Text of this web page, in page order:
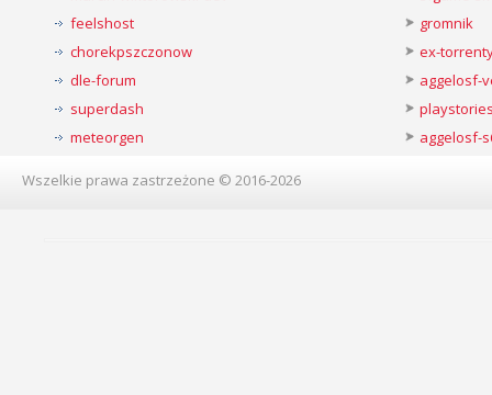
feelshost
chorekpszczonow
dle-forum
superdash
meteorgen
gromnik
ex-
aggelosf-
aggelosf-
Wszelkie prawa zastrzeżone © 2016-2026